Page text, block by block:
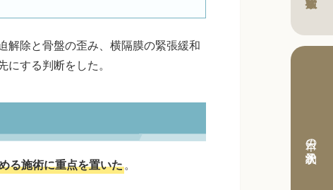
本日の予約状況
解除と骨盤の歪み、横隔膜の緊張緩和
する判断をした。
る施術に重点を置いた。